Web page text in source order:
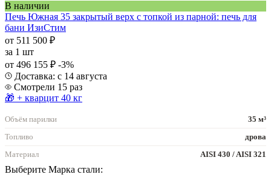
В наличии
Печь Южная 35 закрытый верх с топкой из парной: печь для
бани ИзиСтим
от 511 500 ₽
за 1 шт
от 496 155 ₽ -3%
Доставка: с 14 августа
Смотрели 15 раз
🎁 + кварцит 40 кг
Объём парилки
35 м³
Топливо
дрова
Материал
AISI 430 / AISI 321
Выберите Марка стали: